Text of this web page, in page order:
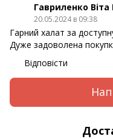
Гавриленко Віта
20.05.2024 в 09:38
Гарний халат за
Дуже задоволена
Відповісти